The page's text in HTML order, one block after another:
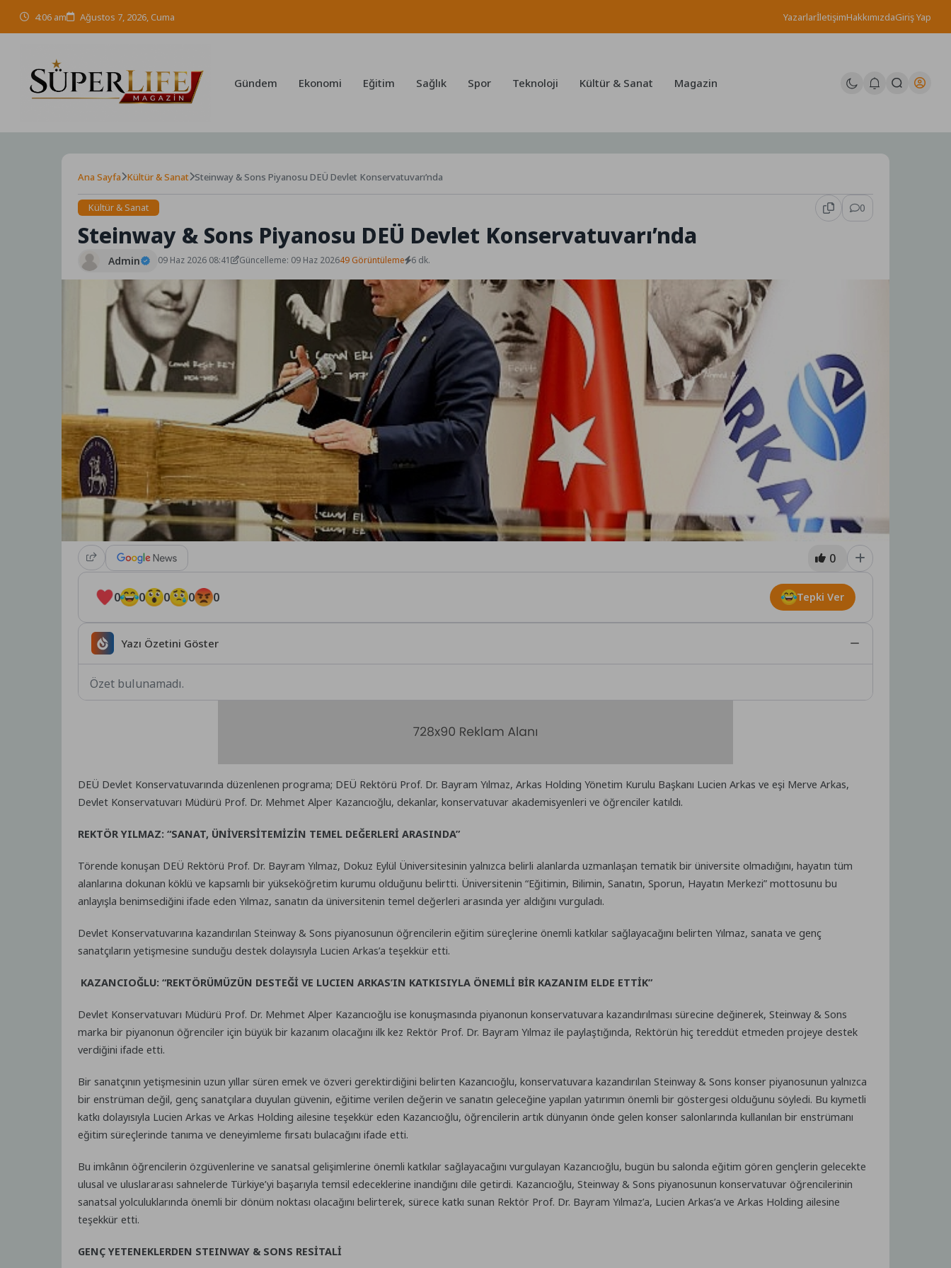
content
4:06 am Ağustos 7, 2026, Cuma YazarlarİletişimHakkımızdaGiriş Yap
Gündem Ekonomi Eğitim Sağlık Spor Teknoloji Kültür & Sanat Magazin
Ana Sayfa Kültür & Sanat Steinway & Sons Piyanosu DEÜ Devlet Konservatuvarı’nda
Kültür & Sanat 0
Steinway & Sons Piyanosu DEÜ Devlet Konservatuvarı’nda
Admin 09 Haz 2026 08:41 Güncelleme: 09 Haz 202649 Görüntüleme 6 dk.
0
0 0 0 0 0 Tepki Ver
Yazı Özetini Göster
Özet bulunamadı.
DEÜ Devlet Konservatuvarında düzenlenen programa; DEÜ Rektörü Prof. Dr. Bayram Yılmaz, Arkas Holding Yönetim Kurulu Başkanı Lucien Arkas ve eşi Merve Arkas,
Devlet Konservatuvarı Müdürü Prof. Dr. Mehmet Alper Kazancıoğlu, dekanlar, konservatuvar akademisyenleri ve öğrenciler katıldı.
REKTÖR YILMAZ: “SANAT, ÜNİVERSİTEMİZİN TEMEL DEĞERLERİ ARASINDA”
Törende konuşan DEÜ Rektörü Prof. Dr. Bayram Yılmaz, Dokuz Eylül Üniversitesinin yalnızca belirli alanlarda uzmanlaşan tematik bir üniversite olmadığını, hayatın tüm
alanlarına dokunan köklü ve kapsamlı bir yükseköğretim kurumu olduğunu belirtti. Üniversitenin “Eğitimin, Bilimin, Sanatın, Sporun, Hayatın Merkezi” mottosunu bu
anlayışla benimsediğini ifade eden Yılmaz, sanatın da üniversitenin temel değerleri arasında yer aldığını vurguladı.
Devlet Konservatuvarına kazandırılan Steinway & Sons piyanosunun öğrencilerin eğitim süreçlerine önemli katkılar sağlayacağını belirten Yılmaz, sanata ve genç
sanatçıların yetişmesine sunduğu destek dolayısıyla Lucien Arkas’a teşekkür etti.
KAZANCIOĞLU: “REKTÖRÜMÜZÜN DESTEĞİ VE LUCIEN ARKAS’IN KATKISIYLA ÖNEMLİ BİR KAZANIM ELDE ETTİK”
Devlet Konservatuvarı Müdürü Prof. Dr. Mehmet Alper Kazancıoğlu ise konuşmasında piyanonun konservatuvara kazandırılması sürecine değinerek, Steinway & Sons
marka bir piyanonun öğrenciler için büyük bir kazanım olacağını ilk kez Rektör Prof. Dr. Bayram Yılmaz ile paylaştığında, Rektörün hiç tereddüt etmeden projeye destek
verdiğini ifade etti.
Bir sanatçının yetişmesinin uzun yıllar süren emek ve özveri gerektirdiğini belirten Kazancıoğlu, konservatuvara kazandırılan Steinway & Sons konser piyanosunun yalnızca
bir enstrüman değil, genç sanatçılara duyulan güvenin, eğitime verilen değerin ve sanatın geleceğine yapılan yatırımın önemli bir göstergesi olduğunu söyledi. Bu kıymetli
katkı dolayısıyla Lucien Arkas ve Arkas Holding ailesine teşekkür eden Kazancıoğlu, öğrencilerin artık dünyanın önde gelen konser salonlarında kullanılan bir enstrümanı
eğitim süreçlerinde tanıma ve deneyimleme fırsatı bulacağını ifade etti.
Bu imkânın öğrencilerin özgüvenlerine ve sanatsal gelişimlerine önemli katkılar sağlayacağını vurgulayan Kazancıoğlu, bugün bu salonda eğitim gören gençlerin gelecekte
ulusal ve uluslararası sahnelerde Türkiye’yi başarıyla temsil edeceklerine inandığını dile getirdi. Kazancıoğlu, Steinway & Sons piyanosunun konservatuvar öğrencilerinin
sanatsal yolculuklarında önemli bir dönüm noktası olacağını belirterek, sürece katkı sunan Rektör Prof. Dr. Bayram Yılmaz’a, Lucien Arkas’a ve Arkas Holding ailesine
teşekkür etti.
GENÇ YETENEKLERDEN STEINWAY & SONS RESİTALİ